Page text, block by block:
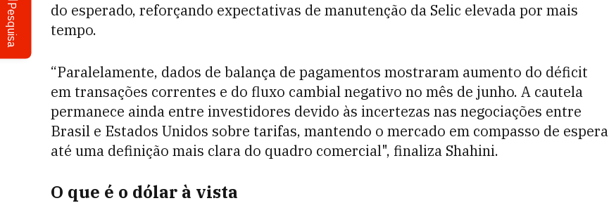
Pesquisa
do esperado, reforçando expectativas de manutenção da Selic elevada por mais
tempo.
“Paralelamente, dados de balança de pagamentos mostraram aumento do déficit
em transações correntes e do fluxo cambial negativo no mês de junho. A cautela
permanece ainda entre investidores devido às incertezas nas negociações entre
Brasil e Estados Unidos sobre tarifas, mantendo o mercado em compasso de espera
até uma definição mais clara do quadro comercial", finaliza Shahini.
O que é o dólar à vista